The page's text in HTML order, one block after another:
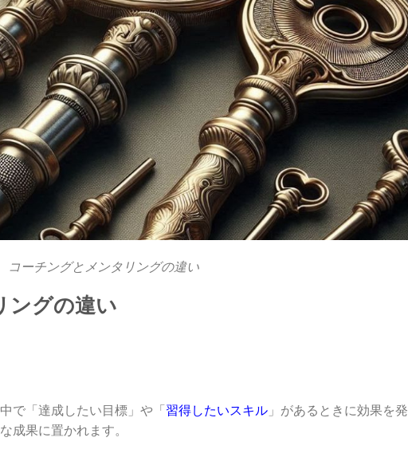
コーチングとメンタリングの違い
ングの違い
で「達成したい目標」や「習得したいスキル 」があるときに効果を発
成果に置かれます。